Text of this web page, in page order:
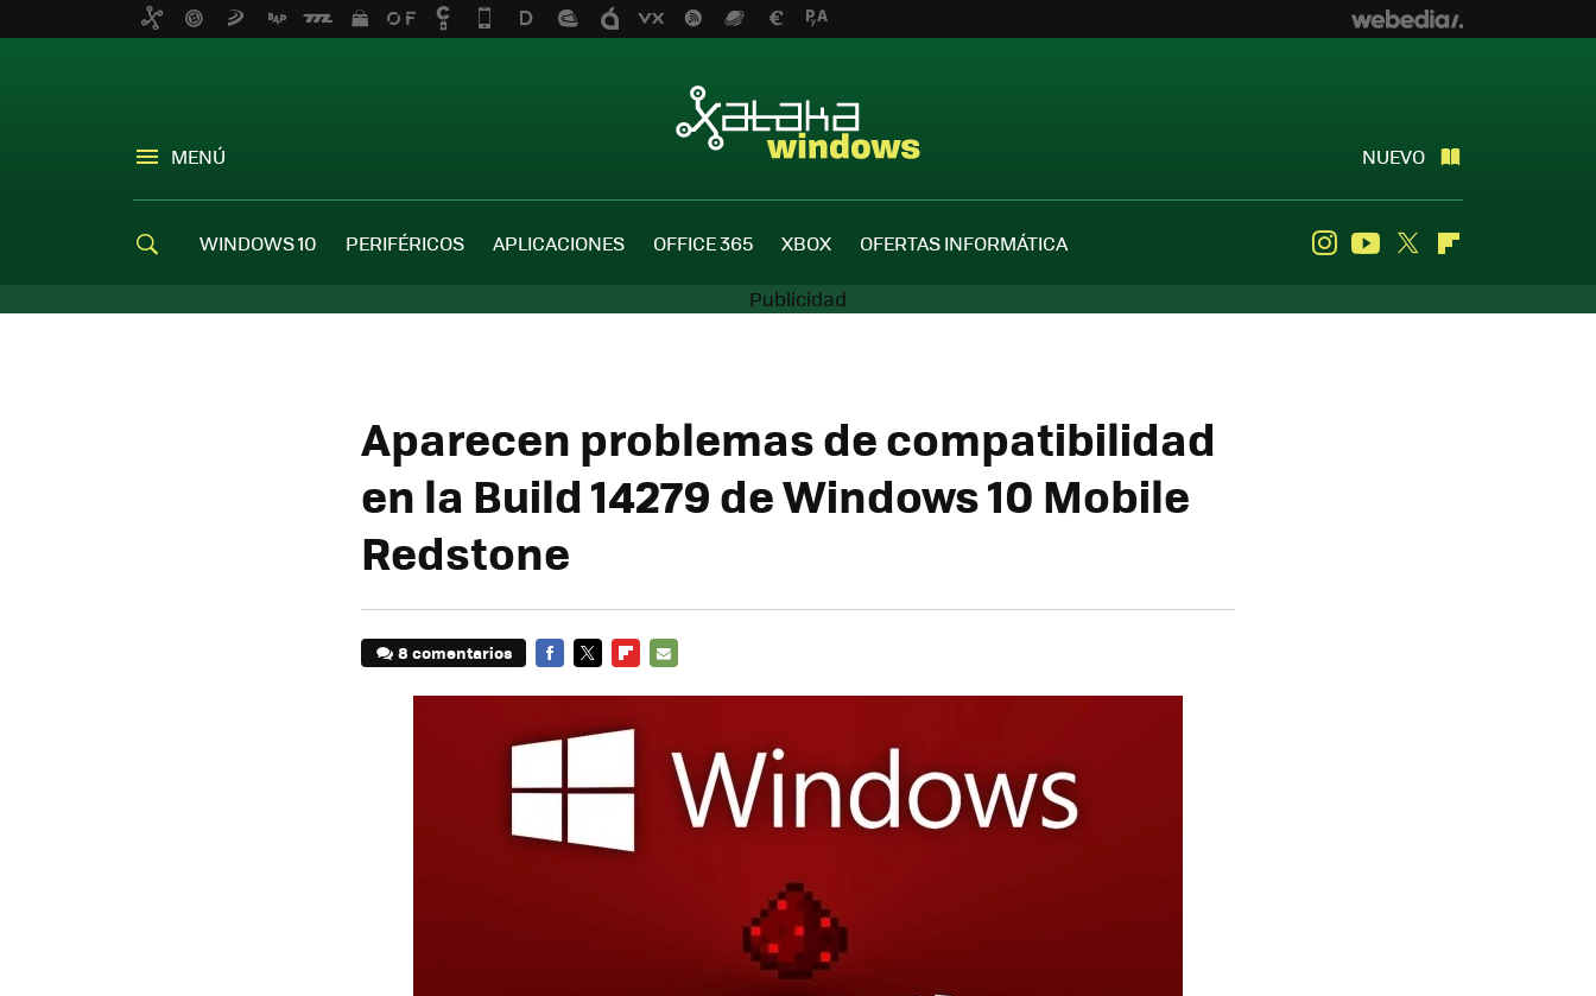
MENÚ NUEVO
WINDOWS 10 PERIFÉRICOS APLICACIONES OFFICE 365 XBOX OFERTAS INFORMÁTICA InstagramYoutube
Twitter
Aparecen problemas de compatibilidad
en la Build 14279 de Windows 10 Mobile
Redstone
8 comentarios